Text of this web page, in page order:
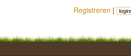
Registreren |